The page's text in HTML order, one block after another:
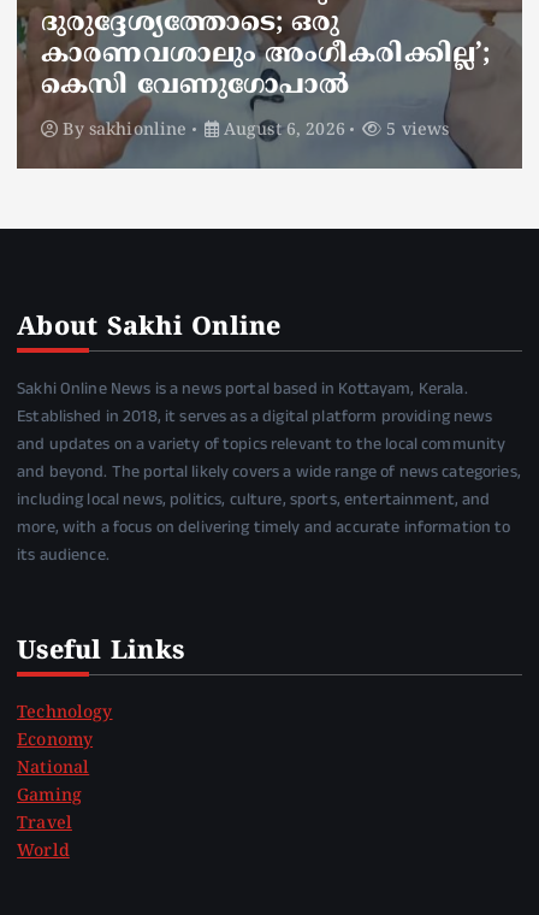
നഴ്സിന് അണലിയുടെ കടിയേറ്റു;
അണലിയുടെ കടിയേറ്റത്
ഡ്യൂട്ടിക്കിടെ
By sakhionline August 6, 2026 4 views
About Sakhi Online
Sakhi Online News is a news portal based in Kottayam, Kerala.
Established in 2018, it serves as a digital platform providing news
and updates on a variety of topics relevant to the local community
and beyond. The portal likely covers a wide range of news categories,
including local news, politics, culture, sports, entertainment, and
more, with a focus on delivering timely and accurate information to
its audience.
Useful Links
Technology
Economy
National
Gaming
Travel
World